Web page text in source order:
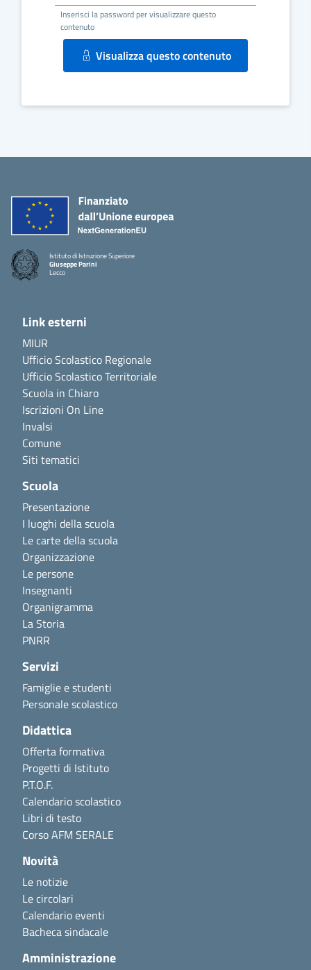
Inserisci la password per visualizzare questo
contenuto
Visualizza questo contenuto
Istituto di Istruzione Superiore
Giuseppe Parini
Lecco
Link esterni
MIUR
Ufficio Scolastico Regionale
Ufficio Scolastico Territoriale
Scuola in Chiaro
Iscrizioni On Line
Invalsi
Comune
Siti tematici
Scuola
Presentazione
I luoghi della scuola
Le carte della scuola
Organizzazione
Le persone
Insegnanti
Organigramma
La Storia
PNRR
Servizi
Famiglie e studenti
Personale scolastico
Didattica
Offerta formativa
Progetti di Istituto
P.T.O.F.
Calendario scolastico
Libri di testo
Corso AFM SERALE
Novità
Le notizie
Le circolari
Calendario eventi
Bacheca sindacale
Amministrazione